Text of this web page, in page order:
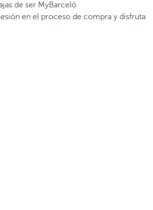
de ser MyBarceló
en el proceso de compra y disfruta